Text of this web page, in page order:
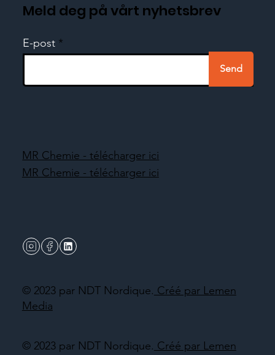
© 2023 par NDT Nordique. Créé par Lemen
Meld deg på vårt nyhetsbrev
E-post
Send
© 2023 par NDT Nordique. Créé par Lemen
Media
MR Chemie - télécharger ici
MR Chemie - télécharger ici